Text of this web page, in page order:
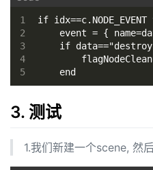
1
2
3
4
5
if
event = {
if
    end
3. 测试
1.我们新建一个scene, 然